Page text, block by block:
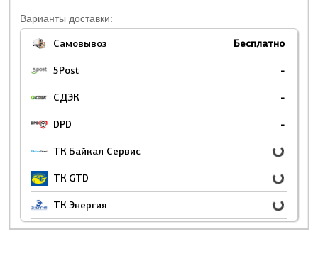
Варианты доставки:
Самовывоз Бесплатно
5Post -
СДЭК -
DPD -
ТК Байкал Сервис
ТК GTD
ТК Энергия